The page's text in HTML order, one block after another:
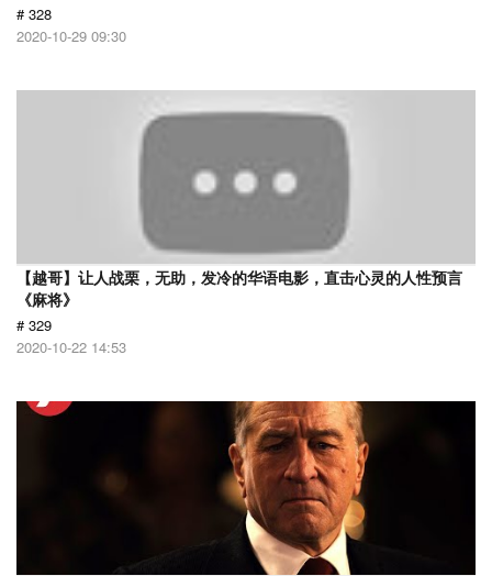
# 328
2020-10-29 09:30
【越哥】让人战栗，无助，发冷的华语电影，直击心灵的人性预言
《麻将》
# 329
2020-10-22 14:53